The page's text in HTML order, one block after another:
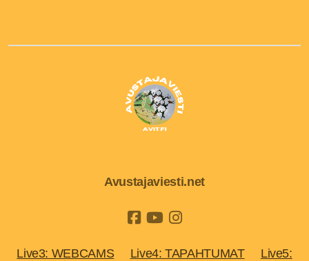
Avustajaviesti.net
Live3: WEBCAMS Live4: TAPAHTUMAT
Live5: